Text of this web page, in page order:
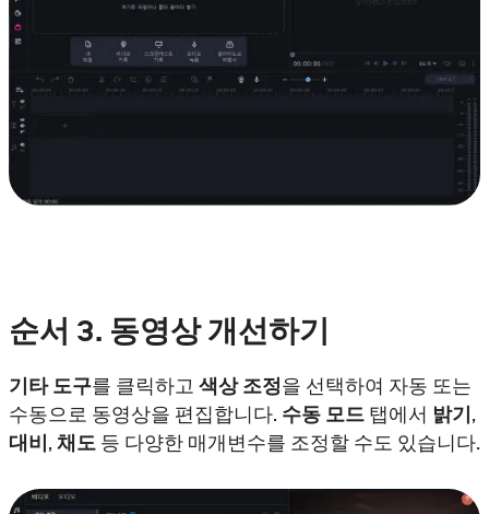
순서 3. 동영상 개선하기
기타 도구를 클릭하고 색상 조정을 선택하여 자동 또는
수동으로 동영상을 편집합니다. 수동 모드 탭에서 밝기,
대비, 채도 등 다양한 매개변수를 조정할 수도 있습니다.